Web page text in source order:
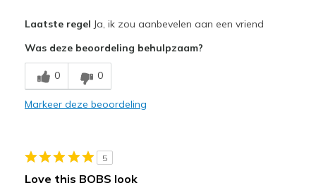
Comfortable
Durable
Need more colours
Laatste regel Ja, ik zou aanbevelen aan een vriend
Was deze beoordeling behulpzaam?
0 0
Markeer deze beoordeling
5
Love this BOBS look